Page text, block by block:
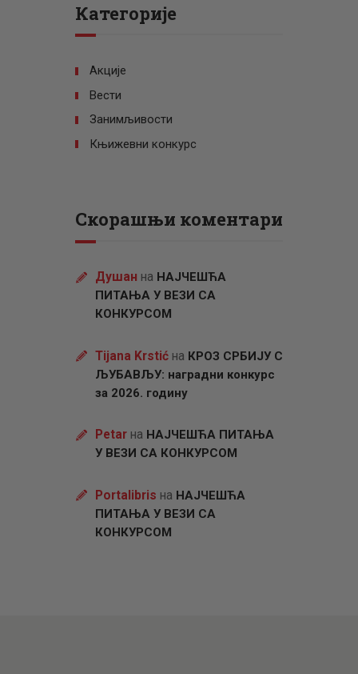
Категорије
Акције
Вести
Занимљивости
Књижевни конкурс
Скорашњи коментари
Душан на НАЈЧЕШЋА
ПИТАЊА У ВЕЗИ СА
КОНКУРСОМ
Tijana Krstićна КРОЗ СРБИЈУ С
ЉУБАВЉУ: наградни конкурс
за 2026. годину
Petarна НАЈЧЕШЋА ПИТАЊА
У ВЕЗИ СА КОНКУРСОМ
Portalibris на НАЈЧЕШЋА
ПИТАЊА У ВЕЗИ СА
КОНКУРСОМ